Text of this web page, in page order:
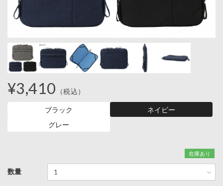
¥3,410 （税込）
ブラック
ネイビー
グレー
在庫あり
数量